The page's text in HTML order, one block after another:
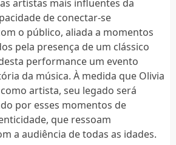
artistas mais influentes da
de conectar-se
o público, aliada a momentos
pela presença de um clássico
performance um evento
da música. À medida que Olivia
artista, seu legado será
por esses momentos de
que ressoam
a audiência de todas as idades.